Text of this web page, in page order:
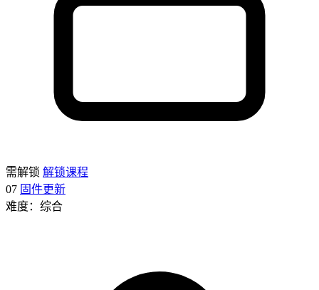
需解锁 解锁课程
07 固件更新
难度：综合